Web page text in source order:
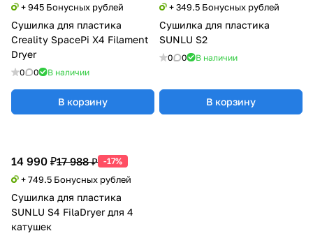
+ 945 Бонусных рублей
Сушилка для пластика
Creality SpacePi X4 Filament
Dryer
0 0 В наличии
В корзину
+ 349.5 Бонусных рублей
Сушилка для пластика
SUNLU S2
0 0 В наличии
В корзину
14 990 ₽17 988 ₽ -17%
+ 749.5 Бонусных рублей
Сушилка для пластика
SUNLU S4 FilaDryer для 4
катушек